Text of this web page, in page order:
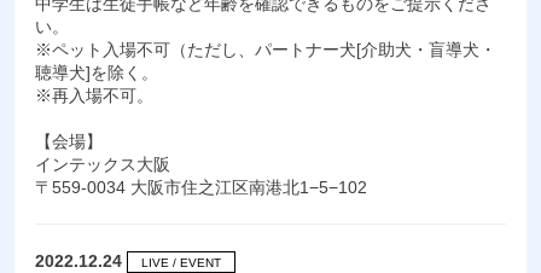
中学生は生徒手帳など年齢を確認できるものをご提示くださ
い。
※ペット入場不可（ただし、パートナー犬[介助犬・盲導犬・
聴導犬]を除く。
※再入場不可。
【会場】
インテックス大阪
〒559-0034 大阪市住之江区南港北1−5−102
2022.12.24 LIVE / EVENT